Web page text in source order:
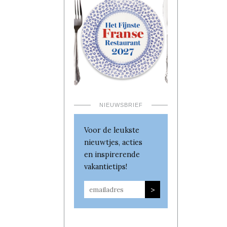
NIEUWSBRIEF
Voor de leukste
nieuwtjes, acties
en inspirerende
vakantietips!